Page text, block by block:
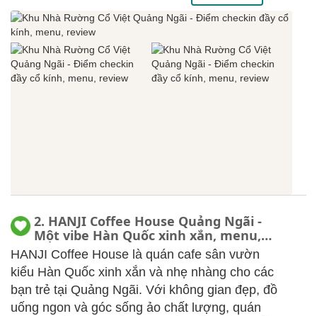
2. HANJI Coffee House Quảng Ngãi -
Một vibe Hàn Quốc xinh xắn, menu,
review
HANJI Coffee House là quán cafe sân vườn
kiểu Hàn Quốc xinh xắn và nhẹ nhàng cho các
bạn trẻ tại Quảng Ngãi. Với không gian đẹp, đồ
uống ngon và góc sống ảo chất lượng, quán